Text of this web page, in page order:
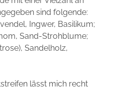
sind folgende:
Ingwer, Basilikum;
Sand-Strohblume;
Sandelholz,
lässt mich recht